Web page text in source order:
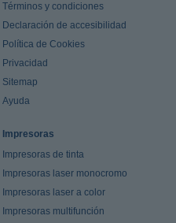
Términos y condiciones
Declaración de accesibilidad
Política de Cookies
Privacidad
Sitemap
Ayuda
Impresoras
Impresoras de tinta
Impresoras laser monocromo
Impresoras laser a color
Impresoras multifunción